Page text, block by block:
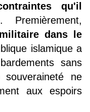
qu'il
. Premièrement,
dans le
islamique a
sans
ne
aux espoirs